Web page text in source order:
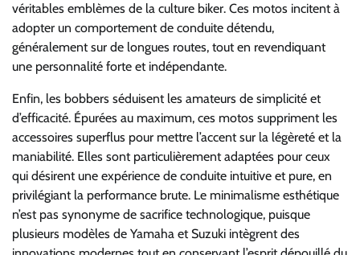
véritables emblèmes de la culture biker. Ces motos incitent à
adopter un comportement de conduite détendu,
généralement sur de longues routes, tout en revendiquant
une personnalité forte et indépendante.
Enfin, les bobbers séduisent les amateurs de simplicité et
d’efficacité. Épurées au maximum, ces motos suppriment les
accessoires superflus pour mettre l’accent sur la légèreté et la
maniabilité. Elles sont particulièrement adaptées pour ceux
qui désirent une expérience de conduite intuitive et pure, en
privilégiant la performance brute. Le minimalisme esthétique
n’est pas synonyme de sacrifice technologique, puisque
plusieurs modèles de Yamaha et Suzuki intègrent des